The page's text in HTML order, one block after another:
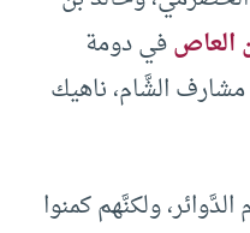
العاصفي دومة
الشَّام، ناهيك
ولكنَّهم كمنوا